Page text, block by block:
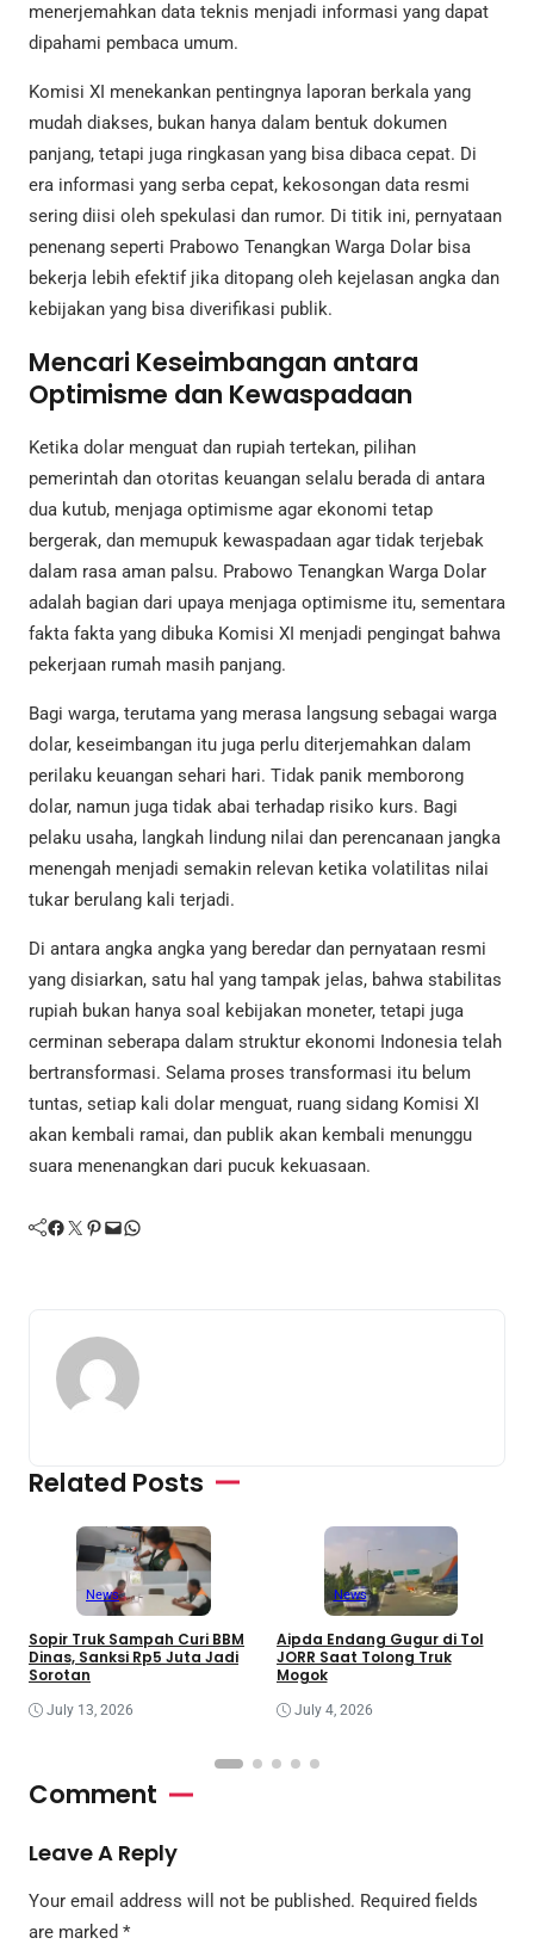
menerjemahkan data teknis menjadi informasi yang dapat
dipahami pembaca umum.
Komisi XI menekankan pentingnya laporan berkala yang
mudah diakses, bukan hanya dalam bentuk dokumen
panjang, tetapi juga ringkasan yang bisa dibaca cepat. Di
era informasi yang serba cepat, kekosongan data resmi
sering diisi oleh spekulasi dan rumor. Di titik ini, pernyataan
penenang seperti Prabowo Tenangkan Warga Dolar bisa
bekerja lebih efektif jika ditopang oleh kejelasan angka dan
kebijakan yang bisa diverifikasi publik.
Mencari Keseimbangan antara
Optimisme dan Kewaspadaan
Ketika dolar menguat dan rupiah tertekan, pilihan
pemerintah dan otoritas keuangan selalu berada di antara
dua kutub, menjaga optimisme agar ekonomi tetap
bergerak, dan memupuk kewaspadaan agar tidak terjebak
dalam rasa aman palsu. Prabowo Tenangkan Warga Dolar
adalah bagian dari upaya menjaga optimisme itu, sementara
fakta fakta yang dibuka Komisi XI menjadi pengingat bahwa
pekerjaan rumah masih panjang.
Bagi warga, terutama yang merasa langsung sebagai warga
dolar, keseimbangan itu juga perlu diterjemahkan dalam
perilaku keuangan sehari hari. Tidak panik memborong
dolar, namun juga tidak abai terhadap risiko kurs. Bagi
pelaku usaha, langkah lindung nilai dan perencanaan jangka
menengah menjadi semakin relevan ketika volatilitas nilai
tukar berulang kali terjadi.
Di antara angka angka yang beredar dan pernyataan resmi
yang disiarkan, satu hal yang tampak jelas, bahwa stabilitas
rupiah bukan hanya soal kebijakan moneter, tetapi juga
cerminan seberapa dalam struktur ekonomi Indonesia telah
bertransformasi. Selama proses transformasi itu belum
tuntas, setiap kali dolar menguat, ruang sidang Komisi XI
akan kembali ramai, dan publik akan kembali menunggu
suara menenangkan dari pucuk kekuasaan.
Facebook Twitter Pinterest Mail WhatsApp
Related Posts
News
Sopir Truk Sampah Curi BBM
Dinas, Sanksi Rp5 Juta Jadi
Sorotan
July 13, 2026
News
Aipda Endang Gugur di Tol
JORR Saat Tolong Truk
Mogok
July 4, 2026
Comment
Leave A Reply
Your email address will not be published. Required fields
are marked *